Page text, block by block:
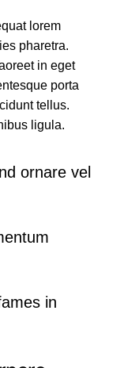
lorem
pharetra.
in eget
porta
tellus.
ligula.
ornare vel
in